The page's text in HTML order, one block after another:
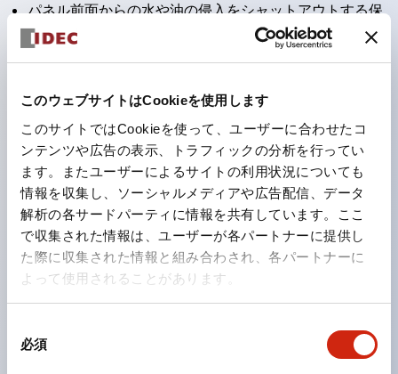
このウェブサイトはCookieを使用します
このサイトではCookieを使って、ユーザーに合わせたコ
ンテンツや広告の表示、トラフィックの分析を行ってい
ます。またユーザーによるサイトの利用状況についても
情報を収集し、ソーシャルメディアや広告配信、データ
解析の各サードパーティに情報を共有しています。ここ
で収集された情報は、ユーザーが各パートナーに提供し
た際に収集された情報と組み合わされ、各パートナーに
よって使用されることがあります。
必須
パネル前面からの水や油の侵入をシャットアウトする保
護構造：IP65。（ただし2点押ボタンスイッチは
IP40）
2つの独立した動作の押ボタンスイッチと表示灯の3つ
チも完備。
ワールドワイドなニーズに対応する各種電圧を完備。
1つで6色の役をこなすLED球（LSRD球）。これまで色
ごとに分かれていたLED球を、1色のLED球で各色を表
現できるようにしました。
カラーユニバーサルデザインに対応。表示灯（角平形）
の点灯/消灯の認識および、点灯時のランプ色の識別が
ISO 3864-4安全色に対応。危険時や緊急事態時の色表